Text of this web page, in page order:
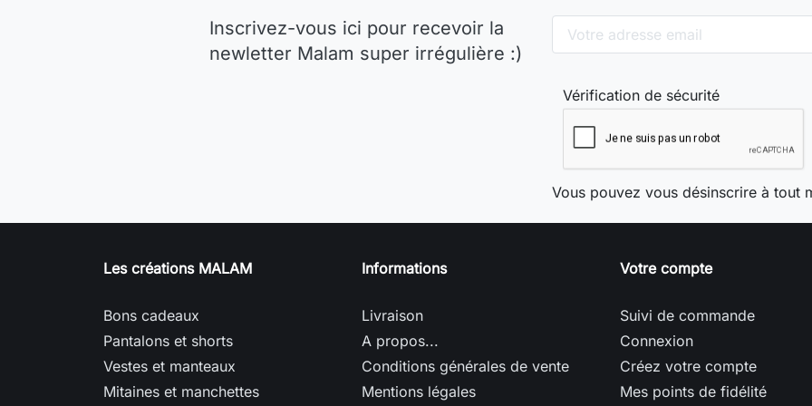
Inscrivez-vous ici pour recevoir la
newletter Malam super irrégulière :)
Vérification de sécurité
Vous pouvez vous désinscrire à tout
Les créations MALAM
Bons cadeaux
Pantalons et shorts
Vestes et manteaux
Mitaines et manchettes
Informations
Livraison
A propos...
Conditions générales de vente
Mentions légales
Votre compte
Suivi de commande
Connexion
Créez votre compte
Mes points de fidélité